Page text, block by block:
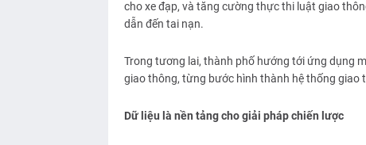
cho xe đạp, và tăng cường thực thi luật giao
dẫn đến tai nạn.
Trong tương lai, thành phố hướng tới ứng dụng
giao thông, từng bước hình thành hệ thống
Dữ liệu là nền tảng cho giải pháp chiến lược